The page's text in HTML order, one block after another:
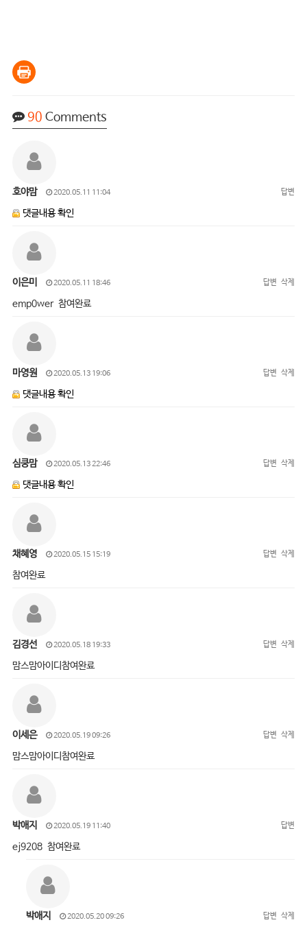
90 Comments
호야맘 2020.05.11 11:04 답변
댓글내용 확인
이은미 2020.05.11 18:46 답변 삭제
emp0wer 참여완료
마영원 2020.05.13 19:06 답변 삭제
댓글내용 확인
심쿵맘 2020.05.13 22:46 답변 삭제
댓글내용 확인
채혜영 2020.05.15 15:19 답변 삭제
참여완료
김경선 2020.05.18 19:33 답변 삭제
맘스맘아이디참여완료
이세은 2020.05.19 09:26 답변 삭제
맘스맘아이디참여완료
박애지 2020.05.19 11:40 답변
ej9208 참여완료
박애지 2020.05.20 09:26 답변 삭제